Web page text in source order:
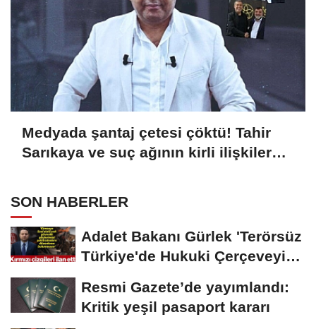
Medyada şantaj çetesi çöktü! Tahir
Sarıkaya ve suç ağının kirli ilişkiler
SON HABERLER
Adalet Bakanı Gürlek 'Terörsüz
Türkiye'de Hukuki Çerçeveyi
Resmi Gazete’de yayımlandı:
Kritik yeşil pasaport kararı